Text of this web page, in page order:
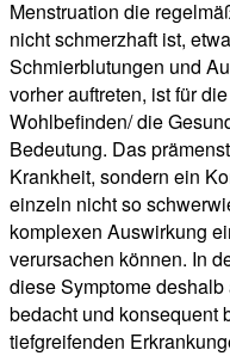
Menstruation die
nicht schmerzhaft ist,
Schmierblutungen und
vorher auftreten, ist für
Wohlbefinden/ die
Bedeutung. Das
Krankheit, sondern ein
einzeln nicht so
komplexen Auswirkung
verursachen können. In
diese Symptome
bedacht und konsequent
tiefgreifenden